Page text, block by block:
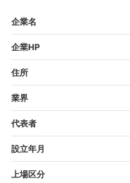
企業名
企業HP
住所
業界
代表者
設立年月
上場区分